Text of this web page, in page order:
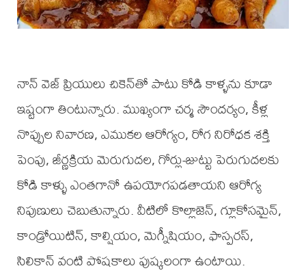
నాన్ వెజ్ ప్రియులు చికెన్‌తో పాటు కోడి కాళ్ళను కూడా
ఇష్టంగా తింటున్నారు. ముఖ్యంగా చర్మ సౌందర్యం, కీళ్ల
నొప్పుల నివారణ, ఎముకల ఆరోగ్యం, రోగ నిరోధక శక్తి
పెంపు, జీర్ణక్రియ మెరుగుదల, గోర్లు-జుట్టు పెరుగుదలకు
కోడి కాళ్ళు ఎంతగానో ఉపయోగపడతాయని ఆరోగ్య
నిపుణులు చెబుతున్నారు. వీటిలో కొల్లాజెన్, గ్లూకోసమైన్,
కాండ్రోయిటిన్, కాల్షియం, మెగ్నీషియం, ఫాస్పరస్,
సిలికాన్ వంటి పోషకాలు పుష్కలంగా ఉంటాయి.